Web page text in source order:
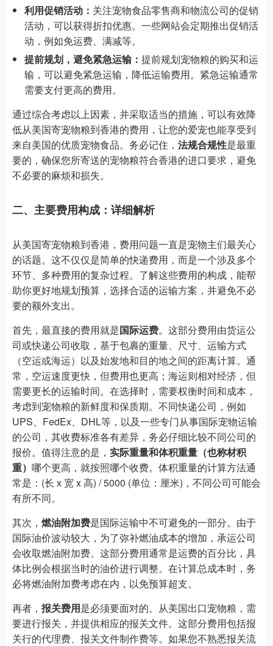
利用促销活动： 关注宠物食品零售商和物流公司的促销
活动，可以获得折扣优惠。一些网站会定期推出促销活
动，例如免运费、满减等。
提前规划，避免紧急运输： 提前规划宠物粮的购买和运
输，可以避免紧急运输，降低运输费用。紧急运输通常
需要支付更高的费用。
通过综合考虑以上因素，并采取适当的措施，可以有效降
低从美国寄宠物粮到香港的费用，让您的爱宠也能享受到
来自美国的优质宠物食品。务必记住， 法规合规性是最重
要的，确保您所寄送的宠物粮符合香港的进口要求，避免
不必要的麻烦和损失。
二、主要费用构成：详细解析
从美国寄宠物粮到香港，费用问题一直是宠物主们最关心
的话题。这不仅仅是简单的快递费用，而是一个涉及多个
环节、多种费用的复杂过程。了解这些费用的构成，能帮
助你更好地规划预算，选择合适的运输方案，并避免不必
要的额外支出。
首先，最直接的费用就是国际运费。这部分费用由货运公
司或快递公司收取，基于包裹的重量、尺寸、运输方式
（空运或海运）以及始发地和目的地之间的距离计算。通
常，空运速度更快，但费用也更高；海运则相对经济，但
需要更长的运输时间。在选择时，需要权衡时间和成本，
考虑到宠物粮的新鲜度和保质期。不同快递公司，例如
UPS、FedEx、DHL等，以及一些专门从事国际宠物运输
的公司，其收费标准各有差异，务必仔细比较不同公司的
报价。值得注意的是， 实际重量和体积重量（也称材积
重） 哪个更高，就按照哪个收费。体积重量的计算方法通
常是：(长 x 宽 x 高) / 5000 (单位：厘米)，不同公司可能会
有所不同。
其次， 燃油附加费是国际运输中不可避免的一部分。由于
国际油价波动较大，为了弥补燃油成本的增加，承运公司
会收取燃油附加费。这部分费用通常是运费的百分比，具
体比例会根据当时的油价进行调整。在计算总成本时，务
必将燃油附加费考虑在内，以免预算超支。
再者， 报关费用是必须要面对的。从美国出口宠物粮，需
要进行报关，并提供相应的报关文件。这部分费用包括报
关行的代理费、报关文件制作费等。如果您不熟悉报关流